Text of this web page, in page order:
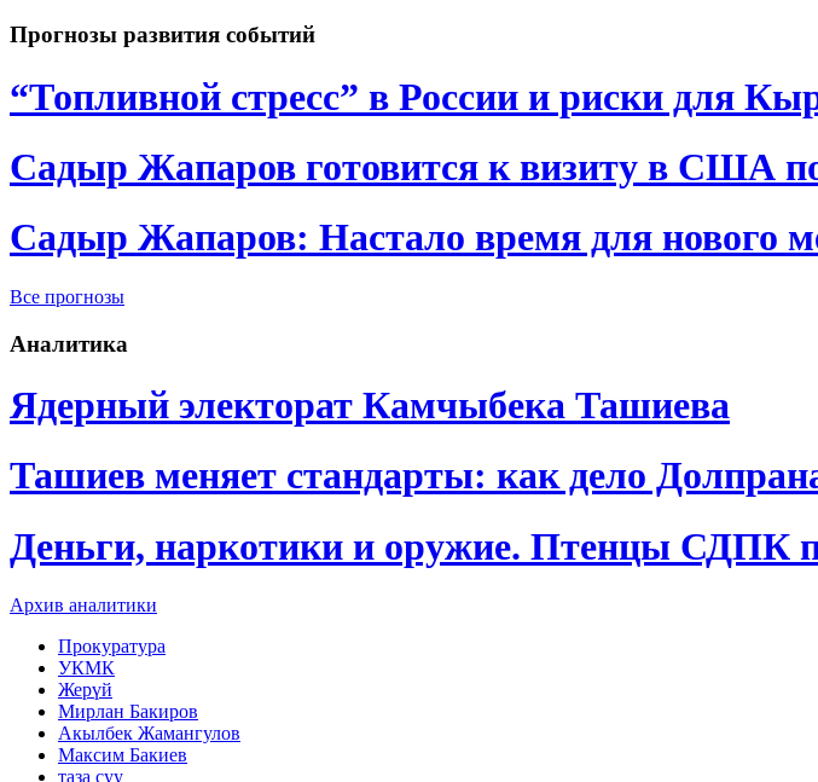
Прогнозы развития событий
“Топливной стресс” в России и риски для
Садыр Жапаров готовится к визиту в США
Садыр Жапаров: Настало время для нового
Все прогнозы
Аналитика
Ядерный электорат Камчыбека Ташиева
Ташиев меняет стандарты: как дело
Деньги, наркотики и оружие. Птенцы СДПК
Архив аналитики
Прокуратура
УКМК
Жерүй
Мирлан Бакиров
Акылбек Жамангулов
Максим Бакиев
таза суу